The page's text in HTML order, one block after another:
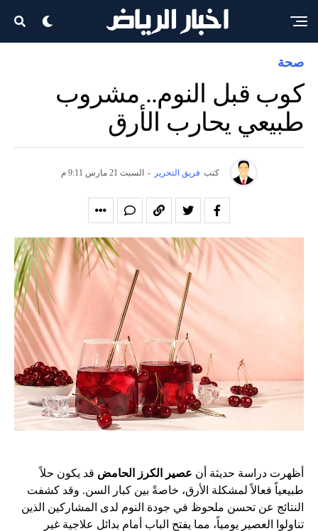
صحة
كوب قبل النوم.. مشروب
طبيعي يحارب الأرق
كتب فريق التحرير - السبت 21 مارس 9:11 م
أظهرت دراسة حديثة أن عصير الكرز الحامض قد يكون حلاً
طبيعياً فعالاً لمشكلة الأرق، خاصةً بين كبار السن. وقد كشفت
النتائج عن تحسن ملحوظ في جودة النوم لدى المشاركين الذين
تناولوا العصير يومياً، مما يفتح الباب أمام بدائل علاجية غير